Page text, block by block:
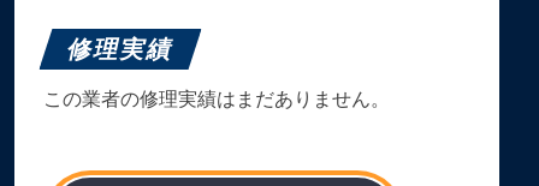
修理実績
この業者の修理実績はまだありません。